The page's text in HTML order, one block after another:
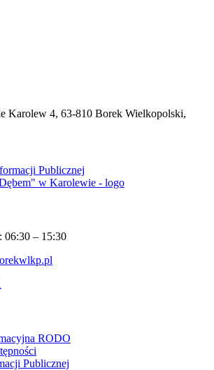
Karolew 4, 63-810 Borek Wielkopolski,
06:30 – 15:30
RODO
Publicznej